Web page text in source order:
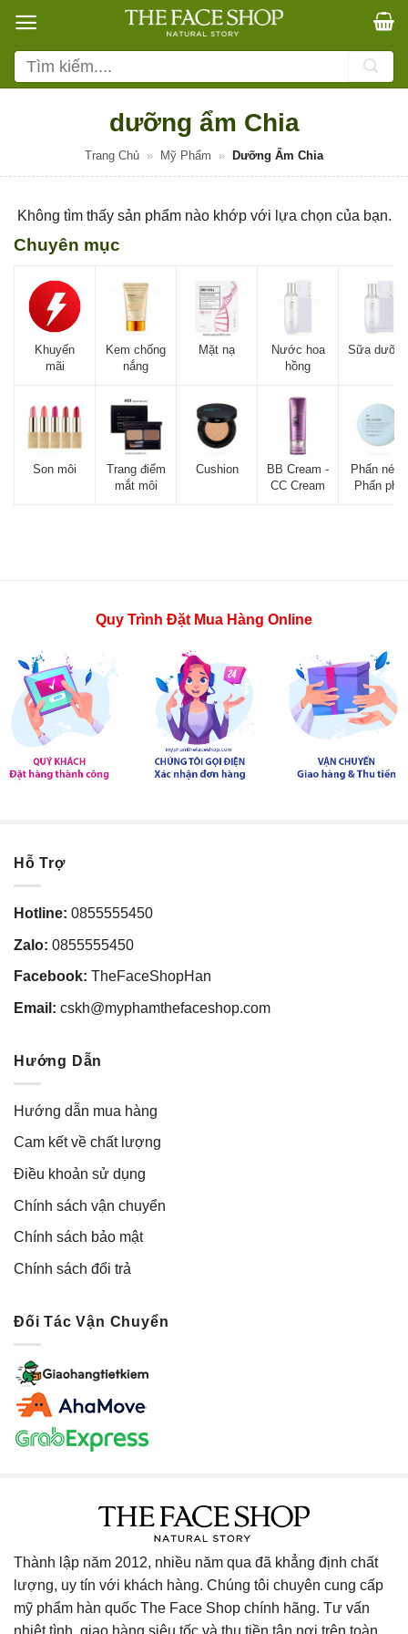
qua
nội
dung
Tìm
kiếm:
dưỡng ẩm Chia
Trang Chủ » Mỹ Phẩm » Dưỡng Ẩm Chia
Không tìm thấy sản phẩm nào khớp với lựa chọn của bạn.
Chuyên mục
Khuyến
mãi
Kem chống
nắng
Mặt nạ
Nước hoa
hồng
Sữa
Son môi
Trang điểm
mắt môi
Cushion
BB Cream -
CC Cream
Phấn nén -
Phấn phủ
Quy Trình Đặt Mua Hàng Online
Hỗ Trợ
Hotline: 0855555450
Zalo: 0855555450
Facebook: TheFaceShopHan
Email: cskh@myphamthefaceshop.com
Hướng Dẫn
Hướng dẫn mua hàng
Cam kết về chất lượng
Điều khoản sử dụng
Chính sách vận chuyển
Chính sách bảo mật
Chính sách đổi trả
Đối Tác Vận Chuyển
Thành lập năm 2012, nhiều năm qua đã khẳng định chất
lượng, uy tín với khách hàng. Chúng tôi chuyên cung cấp
mỹ phẩm hàn quốc The Face Shop chính hãng. Tư vấn
nhiệt tình, giao hàng siêu tốc và thu tiền tận nơi trên toàn